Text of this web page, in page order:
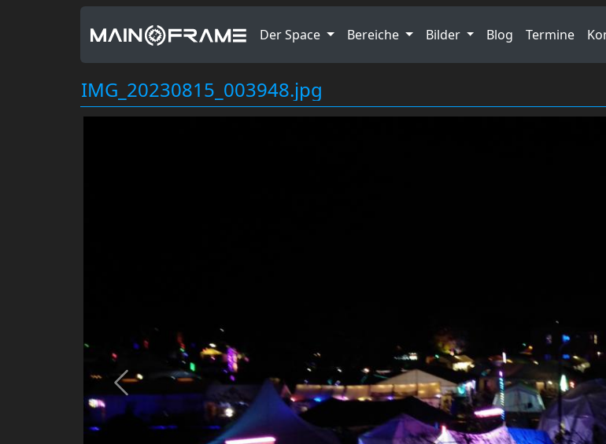
Der Space Bereiche Bilder Blog Termine
IMG_20230815_003948.jpg